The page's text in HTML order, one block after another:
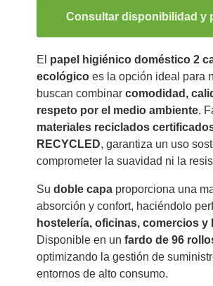
Consultar disponibilidad y
El papel higiénico doméstico 2
ecológicoes la opción ideal para
buscan combinar comodidad,
respeto por el medio ambiente.
materiales reciclados
RECYCLED, garantiza un uso
comprometer la suavidad ni la
Su doble capaproporciona una
absorción y confort, haciéndolo
hostelería, oficinas, comercios y
Disponible en un fardo de 96
optimizando la gestión de
entornos de alto consumo.